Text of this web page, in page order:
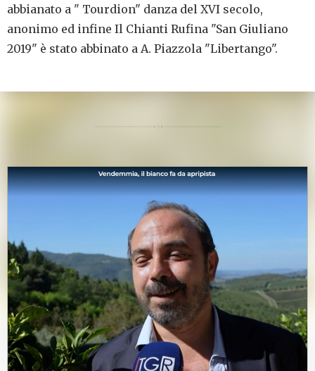
abbianato a " Tourdion" danza del XVI secolo,
anonimo ed infine Il Chianti Rufina "San Giuliano
2019" è stato abbinato a A. Piazzola "Libertango".